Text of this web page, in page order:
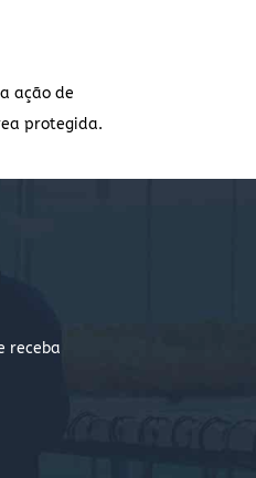
ação de
protegida.
receba